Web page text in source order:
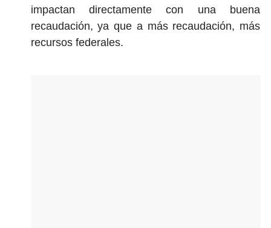
impactan directamente con una buena
recaudación, ya que a más recaudación, más
recursos federales.